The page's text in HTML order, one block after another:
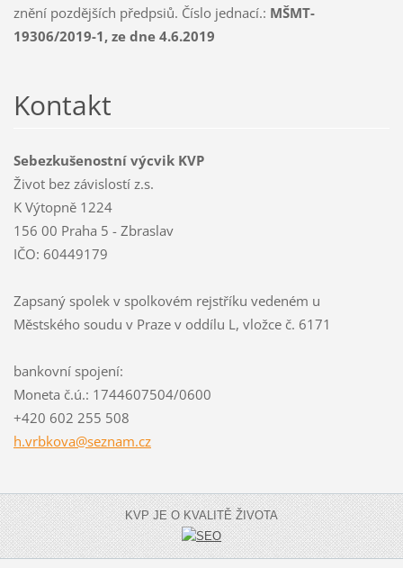
znění pozdějších předpsiů. Číslo jednací.: MŠMT-
19306/2019-1, ze dne 4.6.2019
Kontakt
Sebezkušenostní výcvik KVP
Život bez závislostí z.s.
K Výtopně 1224
156 00 Praha 5 - Zbraslav
IČO: 60449179
Zapsaný spolek v spolkovém rejstříku vedeném u
Městského soudu v Praze v oddílu L, vložce č. 6171
bankovní spojení:
Moneta č.ú.: 1744607504/0600
+420 602 255 508
h.vrbkova@seznam.cz
KVP JE O KVALITĚ ŽIVOTA